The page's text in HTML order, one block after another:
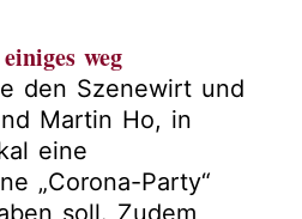
weg
den Szenewirt und
Martin Ho, in
eine
„Corona-Party“
soll. Zudem